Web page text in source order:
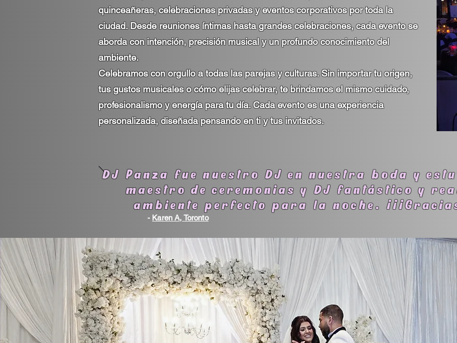
quinceañeras, celebraciones privadas y eventos corporativos por toda la
ciudad. Desde reuniones íntimas hasta grandes celebraciones, cada evento se
aborda con intención, precisión musical y un profundo conocimiento del
ambiente.
Celebramos con orgullo a todas las parejas y culturas. Sin importar tu origen,
tus gustos musicales o cómo elijas celebrar, te brindamos el mismo cuidado,
profesionalismo y energía para tu día. Cada evento es una experiencia
personalizada, diseñada pensando en ti y tus invitados.
DJ Panza fue nuestro DJ en nuestra boda y
maestro de ceremonias y DJ fantástico y
ambiente perfecto para la noche.
- Karen A, Toronto